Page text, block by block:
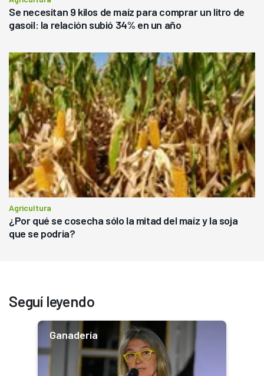
Se necesitan 9 kilos de maíz para comprar un litro de
gasoil: la relación subió 34% en un año
Agricultura
¿Por qué se cosecha sólo la mitad del maíz y la soja
que se podría?
Seguí leyendo
Ganadería